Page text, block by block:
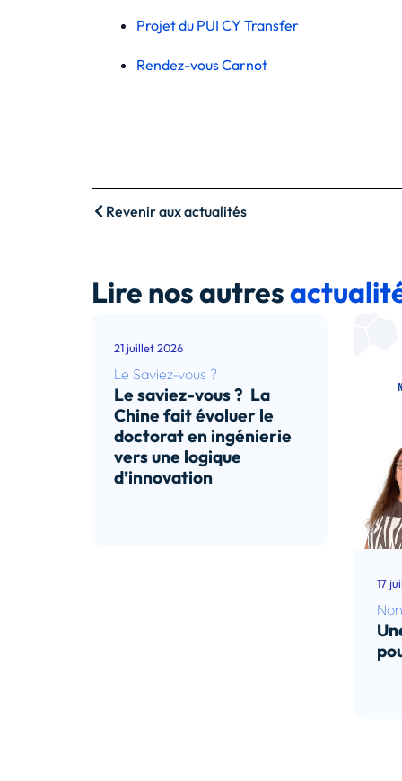
Projet du PUI CY Transfer
Rendez-vous Carnot
Revenir aux actualités
Lire nos autres
21 juillet 2026
Le Saviez-vous ?
Le saviez-vous ? La
Chine fait évoluer le
doctorat en ingénierie
vers une logique
d’innovation
17